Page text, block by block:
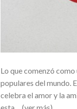
Lo que comenzó
populares del mundo.
celebra el amor y la